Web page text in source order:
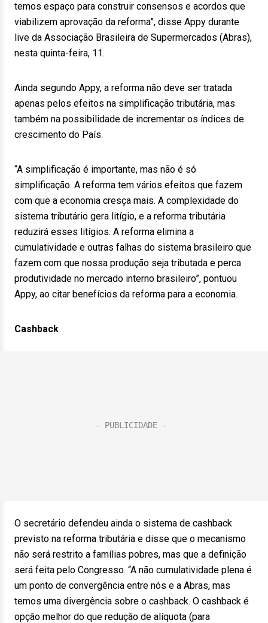
temos espaço para construir consensos e acordos que
viabilizem aprovação da reforma”, disse Appy durante
live da Associação Brasileira de Supermercados (Abras),
nesta quinta-feira, 11.
Ainda segundo Appy, a reforma não deve ser tratada
apenas pelos efeitos na simplificação tributária, mas
também na possibilidade de incrementar os índices de
crescimento do País.
“A simplificação é importante, mas não é só
simplificação. A reforma tem vários efeitos que fazem
com que a economia cresça mais. A complexidade do
sistema tributário gera litígio, e a reforma tributária
reduzirá esses litígios. A reforma elimina a
cumulatividade e outras falhas do sistema brasileiro que
fazem com que nossa produção seja tributada e perca
produtividade no mercado interno brasileiro”, pontuou
Appy, ao citar benefícios da reforma para a economia.
Cashback
O secretário defendeu ainda o sistema de cashback
previsto na reforma tributária e disse que o mecanismo
não será restrito a famílias pobres, mas que a definição
será feita pelo Congresso. “A não cumulatividade plena é
um ponto de convergência entre nós e a Abras, mas
temos uma divergência sobre o cashback. O cashback é
opção melhor do que redução de alíquota (para